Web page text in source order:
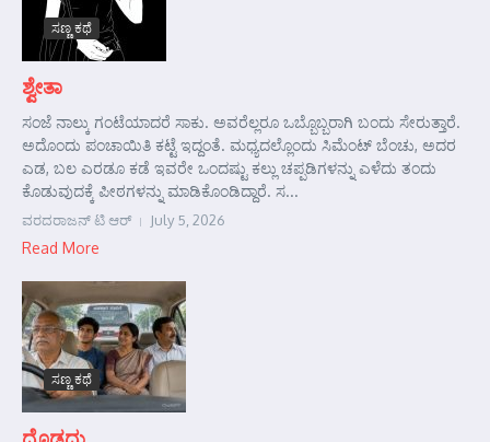
ಸಣ್ಣ ಕಥೆ
ಶ್ವೇತಾ
ಸಂಜೆ ನಾಲ್ಕು ಗಂಟೆಯಾದರೆ ಸಾಕು. ಅವರೆಲ್ಲರೂ ಒಬ್ಬೊಬ್ಬರಾಗಿ ಬಂದು ಸೇರುತ್ತಾರೆ.
ಅದೊಂದು ಪಂಚಾಯಿತಿ ಕಟ್ಟೆ ಇದ್ದಂತೆ. ಮಧ್ಯದಲ್ಲೊಂದು ಸಿಮೆಂಟ್ ಬೆಂಚು, ಅದರ
ಎಡ, ಬಲ ಎರಡೂ ಕಡೆ ಇವರೇ ಒಂದಷ್ಟು ಕಲ್ಲು ಚಪ್ಪಡಿಗಳನ್ನು ಎಳೆದು ತಂದು
ಕೊಡುವುದಕ್ಕೆ ಪೀಠಗಳನ್ನು ಮಾಡಿಕೊಂಡಿದ್ದಾರೆ. ಸ...
ವರದರಾಜನ್ ಟಿ ಆರ್ July 5, 2026
Read More
ಸಣ್ಣ ಕಥೆ